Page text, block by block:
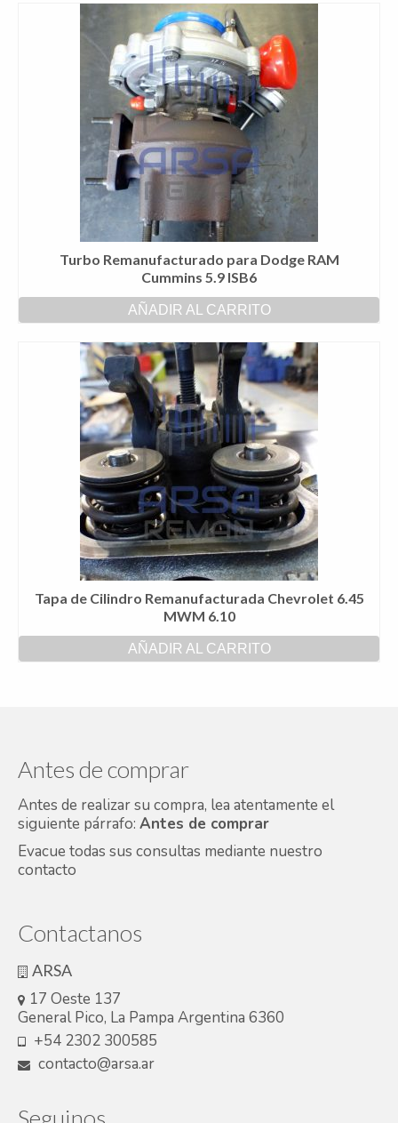
Turbo Remanufacturado para Dodge RAM
Cummins 5.9 ISB6
AÑADIR AL CARRITO
Tapa de Cilindro Remanufacturada Chevrolet 6.45
MWM 6.10
AÑADIR AL CARRITO
Antes de comprar
Antes de realizar su compra, lea atentamente el
siguiente párrafo: Antes de comprar
Evacue todas sus consultas mediante nuestro
contacto
Contactanos
ARSA
17 Oeste 137
General Pico, La Pampa Argentina 6360
+54 2302 300585
contacto@arsa.ar